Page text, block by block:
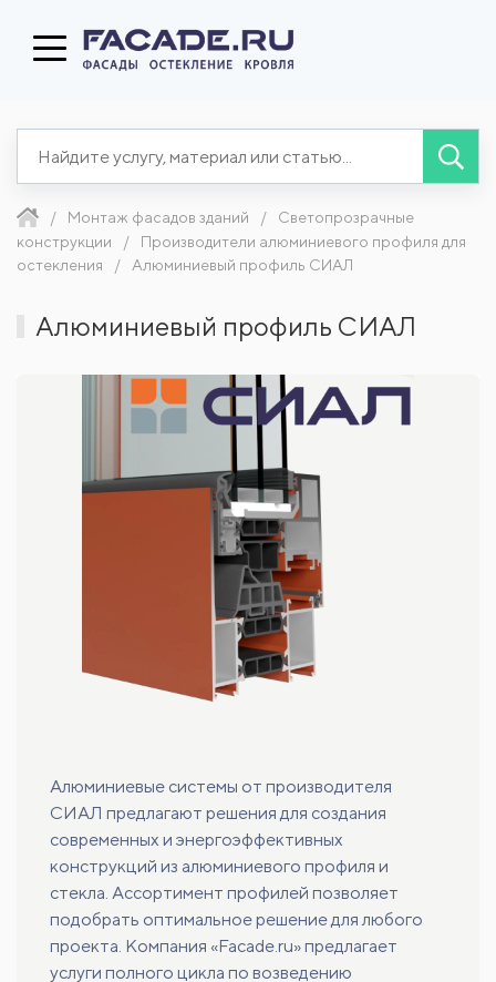
Монтаж фасадов зданий
Светопрозрачные
конструкции
Производители алюминиевого профиля для
остекления
Алюминиевый профиль СИАЛ
Алюминиевый профиль СИАЛ
Алюминиевые системы от производителя
СИАЛ предлагают решения для создания
современных и энергоэффективных
конструкций из алюминиевого профиля и
стекла. Ассортимент профилей позволяет
подобрать оптимальное решение для любого
проекта. Компания «Facade.ru» предлагает
услуги полного цикла по возведению